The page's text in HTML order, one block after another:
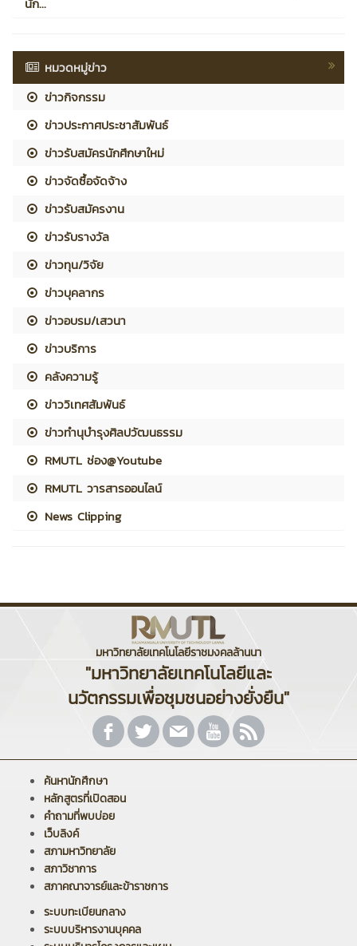
หมวดหมู่ข่าว
ข่าวกิจกรรม
ข่าวประกาศประชาสัมพันธ์
ข่าวรับสมัครนักศึกษาใหม่
ข่าวจัดซื้อจัดจ้าง
ข่าวรับสมัครงาน
ข่าวรับรางวัล
ข่าวทุน/วิจัย
ข่าวบุคลากร
ข่าวอบรม/เสวนา
ข่าวบริการ
คลังความรู้
ข่าววิเทศสัมพันธ์
ข่าวทำนุบำรุงศิลปวัฒนธรรม
RMUTL ช่อง@Youtube
RMUTL วารสารออนไลน์
News Clipping
มหาวิทยาลัยเทคโนโลยีราชมงคลล้านนา
"มหาวิทยาลัยเทคโนโลยีและ
นวัตกรรมเพื่อชุมชนอย่างยั่งยืน"
ค้นหานักศึกษา
หลักสูตรที่เปิดสอน
คำถามที่พบบ่อย
เว็บลิงค์
สภามหาวิทยาลัย
สภาวิชาการ
สภาคณาจารย์และข้าราชการ
ระบบทะเบียนกลาง
ระบบบริหารงานบุคคล